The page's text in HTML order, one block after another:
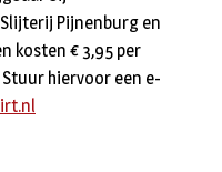
Pijnenburg en
kosten € 3,95 per
hiervoor een e-